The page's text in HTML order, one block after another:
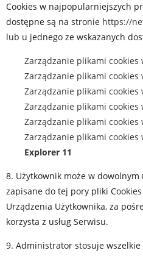
Cookies w najpopularniejszych
dostępne są na stronie https://
lub u jednego ze wskazanych
Zarządzanie plikami cookies
Zarządzanie plikami cookies
Zarządzanie plikami cookies
Zarządzanie plikami cookies
Zarządzanie plikami cookies
Zarządzanie plikami cookies
Explorer 11
8. Użytkownik może w
zapisane do tej pory pliki
Urządzenia Użytkownika, za
korzysta z usług Serwisu.
9. Administrator stosuje